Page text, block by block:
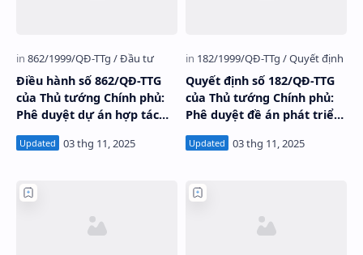
Điều hành số 862/QĐ-TTG
của Thủ tướng Chính phủ:
Phê duyệt dự án hợp tác
với EU phát triển nông thôn
tỉnh Sơn La - Lai Châu
Quyết định số 182/QĐ-TTG
của Thủ tướng Chính phủ:
Phê duyệt đề án phát triển
rau, quả và hoa, cây cảnh
thời kỳ 1999 - 2010